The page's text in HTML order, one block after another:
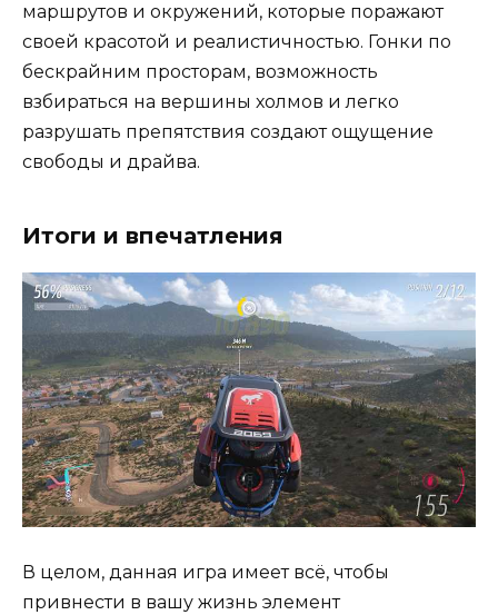
маршрутов и окружений, которые поражают
своей красотой и реалистичностью. Гонки по
бескрайним просторам, возможность
взбираться на вершины холмов и легко
разрушать препятствия создают ощущение
свободы и драйва.
Итоги и впечатления
В целом, данная игра имеет всё, чтобы
привнести в вашу жизнь элемент